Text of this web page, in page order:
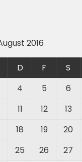
2016
D F S
4 5 6
11 12 13
18 19 20
25 26 27